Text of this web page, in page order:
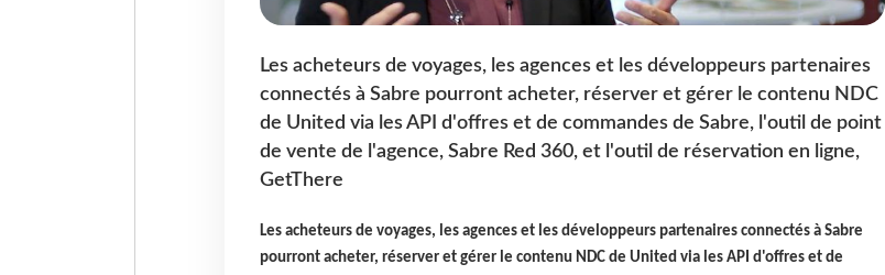
Les acheteurs de voyages, les agences et les développeurs partenaires
connectés à Sabre pourront acheter, réserver et gérer le contenu NDC
de United via les API d'offres et de commandes de Sabre, l'outil de point
de vente de l'agence, Sabre Red 360, et l'outil de réservation en ligne,
GetThere
Les acheteurs de voyages, les agences et les développeurs partenaires connectés à Sabre
pourront acheter, réserver et gérer le contenu NDC de United via les API d'offres et de